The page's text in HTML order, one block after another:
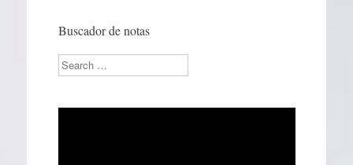
Buscador de notas
Search